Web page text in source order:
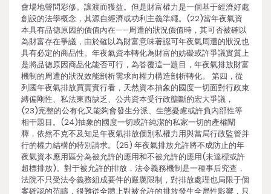
會場地聲問彩修。讓渡而獲益。但是財富權力是一個基于經濟好處
創設的法學概念，其源自經濟或功利主義準繩。(22)當年夜氣資
本具有品德原因的價值內在——周遭的狀況價值時，其可否被確以
為財富存在爭議，由於確以為財富意味著認可年夜氣周遭的狀況也
具有必定的商品性。年夜氣資本轉化為財富的妨礙或許爭議實質上
是將品德原因商品化能否可行，為答覆這一題目，年夜氣排放財富
機制的周遭的狀況效能剖析需求向權力構造剖析轉化。 第四，從
列國年夜氣排放買賣實行看，天然資本抽象的國度一切面對行政束
縛偏剛性、私法東西缺乏、公共資本受行政壟斷的宏大爭議，
(23)完整的公有化又能夠會發生分派、生態憂慮或許負內部性等
相干題目。(24)抽象的國度一切或許純潔的私家一切的產權闡
釋，依然不克不及知足年夜氣排放個別私權力用與當局行政監管并
行的權力結構的特別請求。(25) 年夜氣排放允許將不成防止的年
夜氣資本應用區分為被允許的應用和不被允許的應用(未達標或許
超標排放)。對于被允許的排放，法令義務機制是一種事后究查，
法院不只受法令義務組成要件的嚴厲限制，對排放處理也局限于個
案確認的范疇，很難從全體上對被允許的排放發生全局性影響，只